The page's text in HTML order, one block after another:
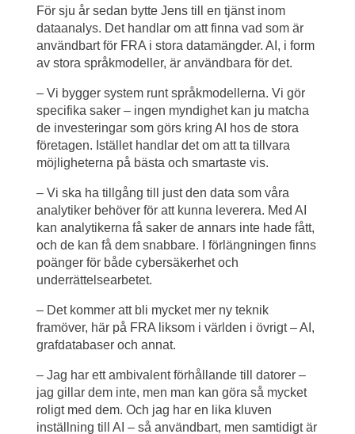
För sju år sedan bytte Jens till en tjänst inom
dataanalys. Det handlar om att finna vad som är
användbart för FRA i stora datamängder. AI, i form
av stora språkmodeller, är användbara för det.
– Vi bygger system runt språkmodellerna. Vi gör
specifika saker – ingen myndighet kan ju matcha
de investeringar som görs kring AI hos de stora
företagen. Istället handlar det om att ta tillvara
möjligheterna på bästa och smartaste vis.
– Vi ska ha tillgång till just den data som våra
analytiker behöver för att kunna leverera. Med AI
kan analytikerna få saker de annars inte hade fått,
och de kan få dem snabbare. I förlängningen finns
poänger för både cybersäkerhet och
underrättelsearbetet.
– Det kommer att bli mycket mer ny teknik
framöver, här på FRA liksom i världen i övrigt – AI,
grafdatabaser och annat.
– Jag har ett ambivalent förhållande till datorer –
jag gillar dem inte, men man kan göra så mycket
roligt med dem. Och jag har en lika kluven
inställning till AI – så användbart, men samtidigt är